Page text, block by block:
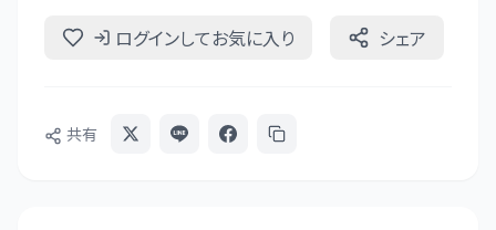
ログインしてお気に入り シェア
共有